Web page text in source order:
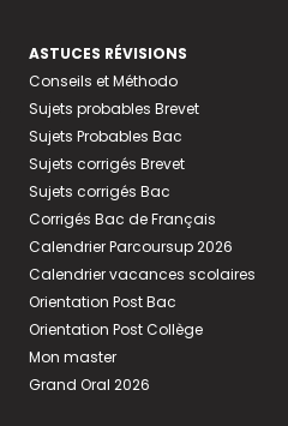
ASTUCES RÉVISIONS
Conseils et Méthodo
Sujets probables Brevet
Sujets Probables Bac
Sujets corrigés Brevet
Sujets corrigés Bac
Corrigés Bac de Français
Calendrier Parcoursup 2026
Calendrier vacances scolaires
Orientation Post Bac
Orientation Post Collège
Mon master
Grand Oral 2026